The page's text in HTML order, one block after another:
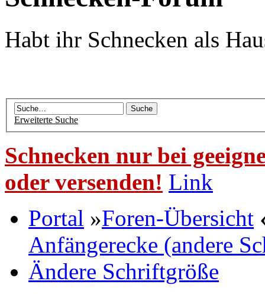
Habt ihr Schnecken als
Erweiterte Suche
Schnecken nur bei
oder versenden! Link
Portal »Foren-Übersicht
Anfängerecke (andere
Ändere Schriftgröße